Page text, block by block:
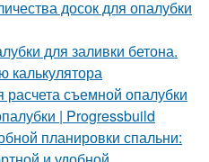
досок для опалубки
для заливки бетона.
калькулятора
расчета съемной опалубки
| Progressbuild
планировки спальни: